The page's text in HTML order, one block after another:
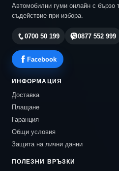
Автомобилни гуми онлайн с бързо
съдействие при избора.
0700 50 199 0877 552 999
Facebook
ИНФОРМАЦИЯ
Доставка
Плащане
Гаранция
Общи условия
Защита на лични данни
ПОЛЕЗНИ ВРЪЗКИ